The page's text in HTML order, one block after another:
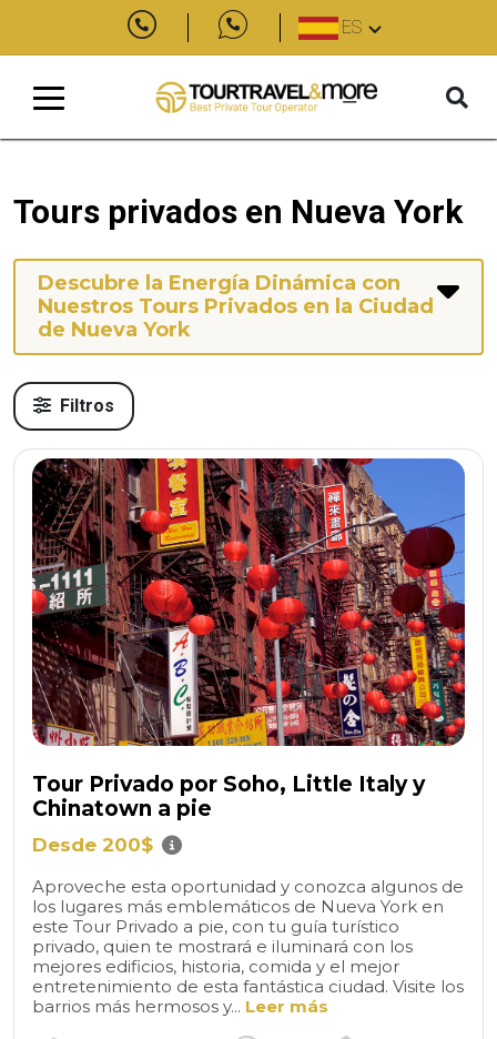
ES
Tours privados en Nueva York
Descubre la Energía Dinámica con
Nuestros Tours Privados en la Ciudad
de Nueva York
Filtros
Tour Privado por Soho, Little Italy y
Chinatown a pie
Desde 200$
Aproveche esta oportunidad y conozca algunos de
los lugares más emblemáticos de Nueva York en
este Tour Privado a pie, con tu guía turístico
privado, quien te mostrará e iluminará con los
mejores edificios, historia, comida y el mejor
entretenimiento de esta fantástica ciudad. Visite los
barrios más hermosos y... Leer más